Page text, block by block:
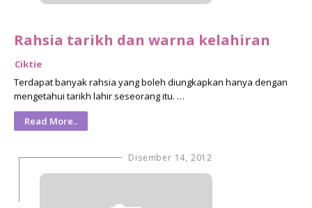
Rahsia tarikh dan warna kelahiran
Ciktie
Terdapat banyak rahsia yang boleh diungkapkan hanya dengan
mengetahui tarikh lahir seseorang itu. …
Read More..
Disember 14, 2012